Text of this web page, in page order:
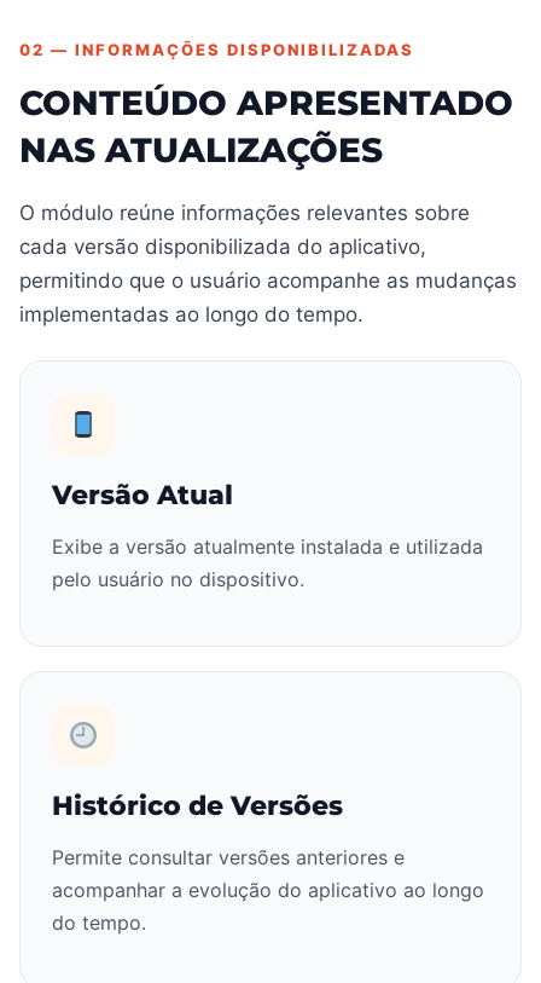
02 — INFORMAÇÕES DISPONIBILIZADAS
CONTEÚDO APRESENTADO
NAS ATUALIZAÇÕES
O módulo reúne informações relevantes sobre
cada versão disponibilizada do aplicativo,
permitindo que o usuário acompanhe as mudanças
implementadas ao longo do tempo.
Versão Atual
Exibe a versão atualmente instalada e utilizada
pelo usuário no dispositivo.
Histórico de Versões
Permite consultar versões anteriores e
acompanhar a evolução do aplicativo ao longo
do tempo.